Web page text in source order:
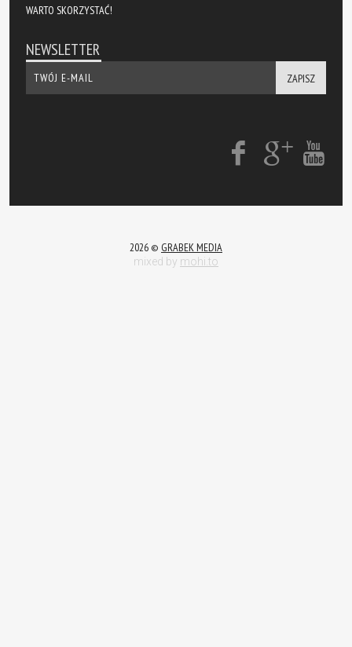
WARTO SKORZYSTAĆ!
NEWSLETTER
ZAPISZ
2026 © GRABEK MEDIA
mixed by mohi.to